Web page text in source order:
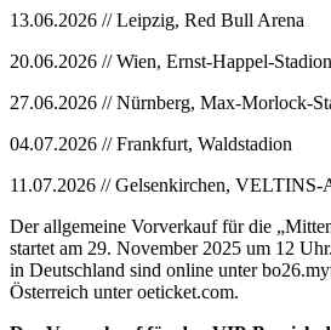
13.06.2026 // Leipzig, Red Bull Arena
20.06.2026 // Wien, Ernst-Happel-Stadion
27.06.2026 // Nürnberg, Max-Morlock-
04.07.2026 // Frankfurt, Waldstadion
11.07.2026 // Gelsenkirchen, VELTINS-
Der allgemeine Vorverkauf für die
startet am 29. November 2025 um 12
in Deutschland sind online unter
Österreich unter oeticket.com.